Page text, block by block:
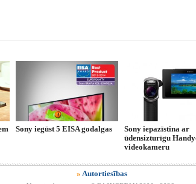
Sony iegūst 5 EISA godalgas
Sony iepazīstina ar
ūdensizturīgu
videokameru
» Autortiesības